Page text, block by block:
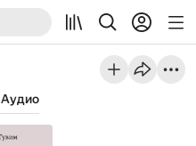
Аудио